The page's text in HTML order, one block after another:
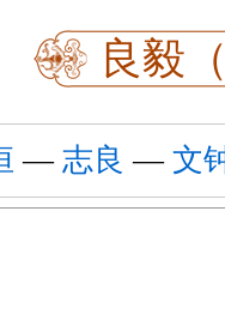
良毅
— 志良 — 文